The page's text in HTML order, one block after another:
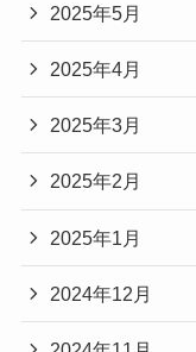
2025年5月
2025年4月
2025年3月
2025年2月
2025年1月
2024年12月